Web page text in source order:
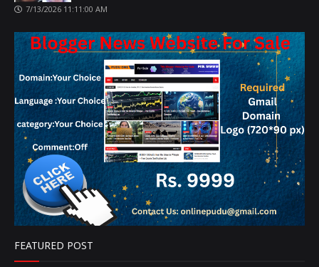
7/13/2026 11:11:00 AM
FEATURED POST